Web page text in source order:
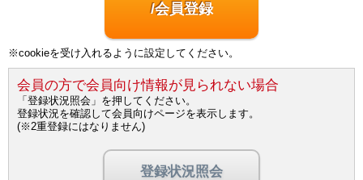
/会員登録
※cookieを受け入れるように設定してください。
会員の方で会員向け情報が見られない場合
「登録状況照会」を押してください。
登録状況を確認して会員向けページを表示します。
(※2重登録にはなりません)
登録状況照会